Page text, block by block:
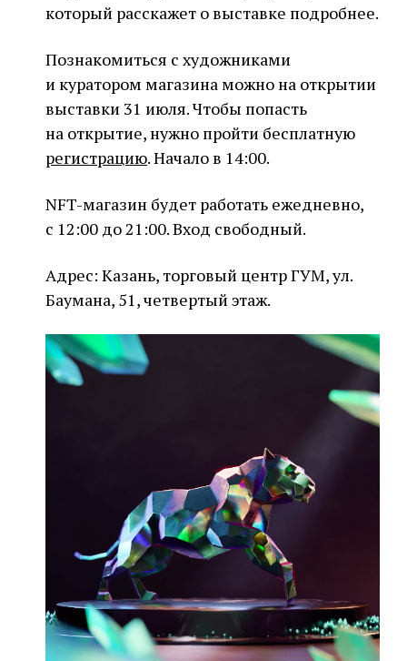
который расскажет о выставке подробнее.
Познакомиться с художниками
и куратором магазина можно на открытии
выставки 31 июля. Чтобы попасть
на открытие, нужно пройти бесплатную
регистрацию. Начало в 14:00.
NFT-магазин будет работать ежедневно,
с 12:00 до 21:00. Вход свободный.
Адрес: Казань, торговый центр ГУМ, ул.
Баумана, 51, четвертый этаж.